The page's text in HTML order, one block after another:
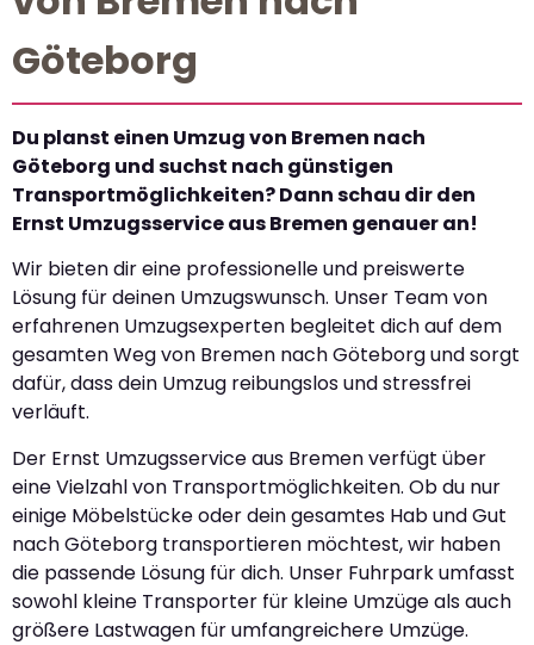
Göteborg
Du planst einen Umzug von Bremen nach
Göteborg und suchst nach günstigen
Transportmöglichkeiten? Dann schau dir den
Ernst Umzugsservice aus Bremen genauer an!
Wir bieten dir eine professionelle und preiswerte
Lösung für deinen Umzugswunsch. Unser Team von
erfahrenen Umzugsexperten begleitet dich auf dem
gesamten Weg von Bremen nach Göteborg und sorgt
dafür, dass dein Umzug reibungslos und stressfrei
verläuft.
Der Ernst Umzugsservice aus Bremen verfügt über
eine Vielzahl von Transportmöglichkeiten. Ob du nur
einige Möbelstücke oder dein gesamtes Hab und Gut
nach Göteborg transportieren möchtest, wir haben
die passende Lösung für dich. Unser Fuhrpark umfasst
sowohl kleine Transporter für kleine Umzüge als auch
größere Lastwagen für umfangreichere Umzüge.